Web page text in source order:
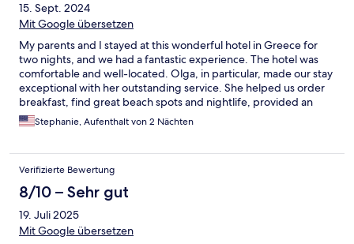
15. Sept. 2024
Mit Google übersetzen
My parents and I stayed at this wonderful hotel in Greece for
two nights, and we had a fantastic experience. The hotel was
comfortable and well-located. Olga, in particular, made our stay
exceptional with her outstanding service. She helped us order
breakfast, find great beach spots and nightlife, provided an
umbrella for the beach, and quickly resolved an issue when I
locked myself out of my room. Her friendly and attentive service
memorable visit to Greece!
Stephanie, Aufenthalt von 2 Nächten
Verifizierte Bewertung
8/10 – Sehr gut
19. Juli 2025
Mit Google übersetzen